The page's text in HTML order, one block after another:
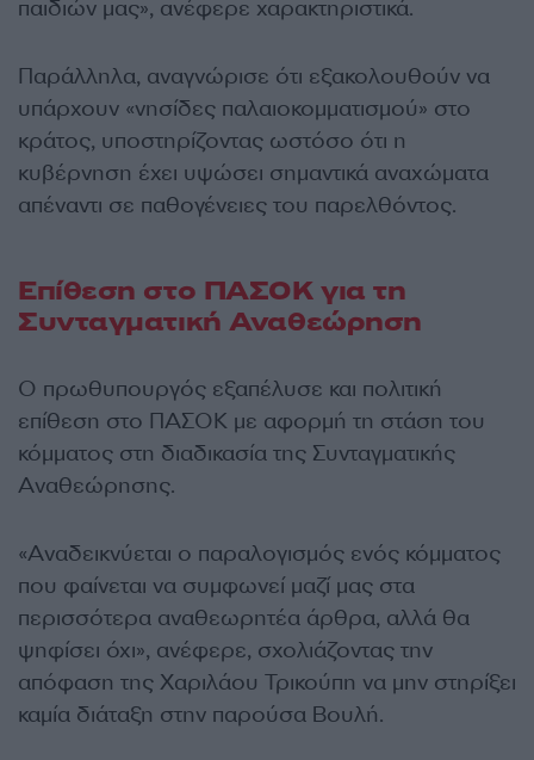
παιδιών μας», ανέφερε χαρακτηριστικά.
Παράλληλα, αναγνώρισε ότι εξακολουθούν να
υπάρχουν «νησίδες παλαιοκομματισμού» στο
κράτος, υποστηρίζοντας ωστόσο ότι η
κυβέρνηση έχει υψώσει σημαντικά αναχώματα
απέναντι σε παθογένειες του παρελθόντος.
Επίθεση στο ΠΑΣΟΚ για τη
Συνταγματική Αναθεώρηση
Ο πρωθυπουργός εξαπέλυσε και πολιτική
επίθεση στο ΠΑΣΟΚ με αφορμή τη στάση του
κόμματος στη διαδικασία της Συνταγματικής
Αναθεώρησης.
«Αναδεικνύεται ο παραλογισμός ενός κόμματος
που φαίνεται να συμφωνεί μαζί μας στα
περισσότερα αναθεωρητέα άρθρα, αλλά θα
ψηφίσει όχι», ανέφερε, σχολιάζοντας την
απόφαση της Χαριλάου Τρικούπη να μην στηρίξει
καμία διάταξη στην παρούσα Βουλή.